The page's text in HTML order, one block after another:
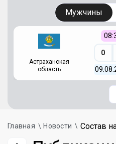
Мужчины
Астраханская
область
0
Главная Новости Состав